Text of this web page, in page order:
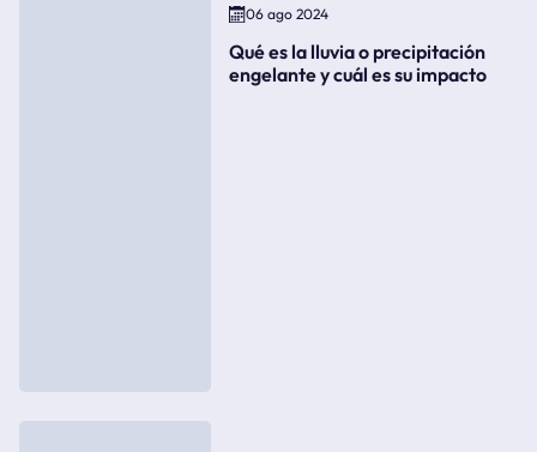
06 ago 2024
Qué es la lluvia o precipitación
engelante y cuál es su impacto